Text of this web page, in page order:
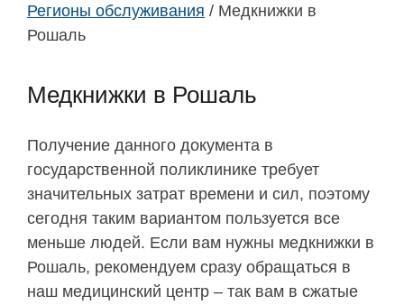
Регионы обслуживания / Медкнижки в
Рошаль
Медкнижки в Рошаль
Получение данного документа в
государственной поликлинике требует
значительных затрат времени и сил, поэтому
сегодня таким вариантом пользуется все
меньше людей. Если вам нужны медкнижки в
Рошаль, рекомендуем сразу обращаться в
наш медицинский центр – так вам в сжатые